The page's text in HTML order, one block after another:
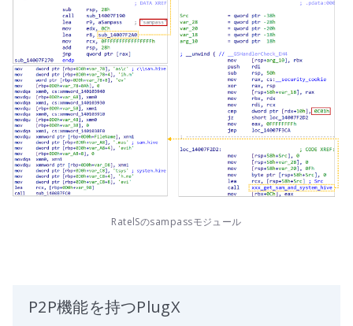
RatelSのsampassモジュール
P2P機能を持つPlugX